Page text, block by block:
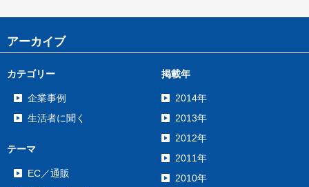
アーカイブ
カテゴリー
企業事例
生活者に聞く
テーマ
EC／通販
掲載年
2014年
2013年
2012年
2011年
2010年